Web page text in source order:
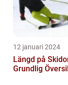
12 januari 2024
Längd på
Grundlig